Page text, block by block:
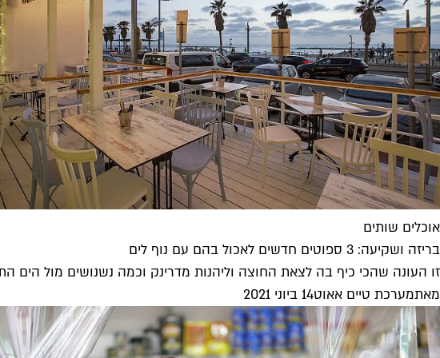
אוכלים שותים
בריזה ושקיעה: 3 ספוטים חדשים לאכול בהם עם נוף לים
זו העונה שהכי כיף בה לצאת החוצה וליהנות מדרינק וכמה נשנושים מול הים התיכון
מאתמערכת טיים אאוט14 ביוני 2021